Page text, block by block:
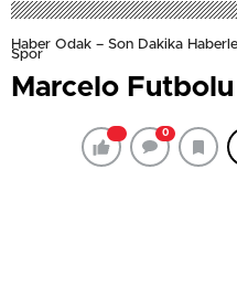
Haber Odak – Son Dakika
Spor
Marcelo Futbolu
0